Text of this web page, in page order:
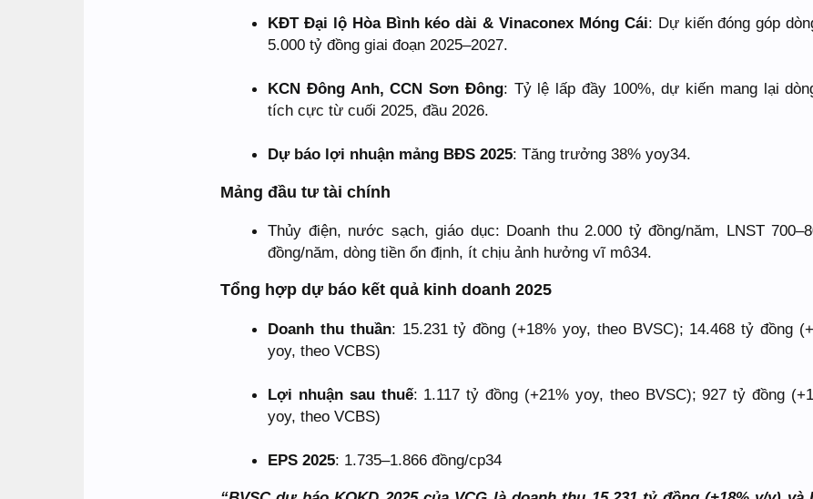
KĐT Đại lộ Hòa Bình kéo dài & Vinaconex Móng Cái: Dự kiến đóng góp
5.000 tỷ đồng giai đoạn 2025–2027.
KCN Đông Anh, CCN Sơn Đông: Tỷ lệ lấp đầy 100%, dự kiến mang lại
tích cực từ cuối 2025, đầu 2026.
Dự báo lợi nhuận mảng BĐS 2025: Tăng trưởng 38% yoy34.
Mảng đầu tư tài chính
Thủy điện, nước sạch, giáo dục: Doanh thu 2.000 tỷ đồng/năm, LNST
đồng/năm, dòng tiền ổn định, ít chịu ảnh hưởng vĩ mô34.
Tổng hợp dự báo kết quả kinh doanh 2025
Doanh thu thuần: 15.231 tỷ đồng (+18% yoy, theo BVSC); 14.468 tỷ đồng
yoy, theo VCBS)
Lợi nhuận sau thuế: 1.117 tỷ đồng (+21% yoy, theo BVSC); 927 tỷ đồng
yoy, theo VCBS)
EPS 2025: 1.735–1.866 đồng/cp34